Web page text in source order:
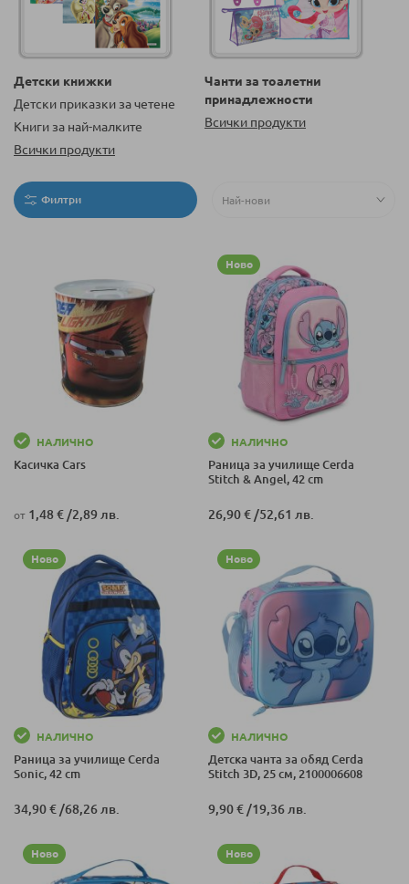
Детски книжки
Детски приказки за четене
Книги за най-малките
Всички продукти
Чанти за тоалетни
принадлежности
Всички продукти
Филтри
НАЛИЧНО
Касичка Cars
от 1,48 € /2,89 лв.
Ново
НАЛИЧНО
Раница за училище Cerda
Stitch & Angel, 42 cm
26,90 € /52,61 лв.
Ново
НАЛИЧНО
Раница за училище Cerda
Sonic, 42 cm
34,90 € /68,26 лв.
Ново
НАЛИЧНО
Детска чанта за обяд Cerda
Stitch 3D, 25 см, 2100006608
9,90 € /19,36 лв.
Ново Ново